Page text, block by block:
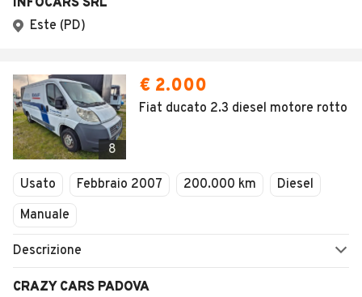
INFOCARS SRL
Este (PD)
8
€ 2.000
Fiat ducato 2.3 diesel motore rotto
Usato Febbraio 2007 200.000 km
Diesel
Manuale
Descrizione
CRAZY CARS PADOVA